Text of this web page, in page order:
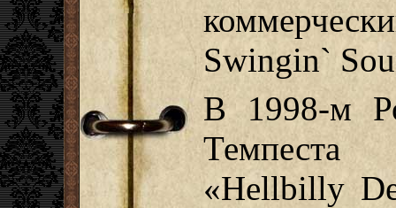
Swingin`
В 1998-м
«Hellbilly